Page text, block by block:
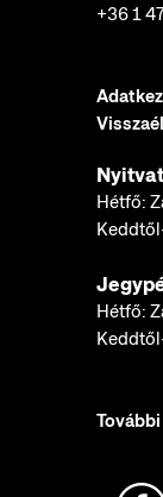
+36 1
Hétfő:
Hétfő: